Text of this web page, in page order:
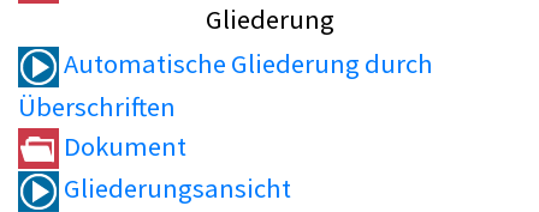
Gliederung
Automatische Gliederung durch
Überschriften
Dokument
Gliederungsansicht